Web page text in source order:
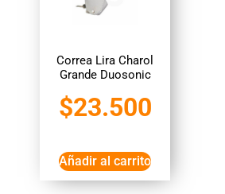
Correa Lira Charol
Grande Duosonic
$23.500
Añadir al carrito